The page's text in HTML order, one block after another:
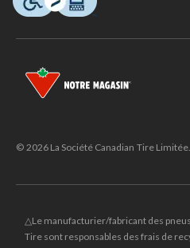
© 2026 La Société Canadian Tire
△Le manufacturier/fabricant des
Tire sont responsables des frais de